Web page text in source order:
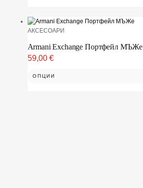
АКСЕСОАРИ
Armani Exchange Портфейл МЪЖe
59,00 €
ОПЦИИ